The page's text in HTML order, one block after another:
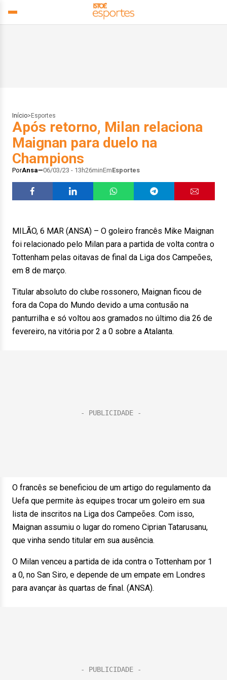
Início> Esportes
Após retorno, Milan relaciona
Maignan para duelo na
Champions
PorAnsa 06/03/23 - 13h26minEmEsportes
MILÃO, 6 MAR (ANSA) – O goleiro francês Mike Maignan
foi relacionado pelo Milan para a partida de volta contra o
Tottenham pelas oitavas de final da Liga dos Campeões,
em 8 de março.
Titular absoluto do clube rossonero, Maignan ficou de
fora da Copa do Mundo devido a uma contusão na
panturrilha e só voltou aos gramados no último dia 26 de
fevereiro, na vitória por 2 a 0 sobre a Atalanta.
O francês se beneficiou de um artigo do regulamento da
Uefa que permite às equipes trocar um goleiro em sua
lista de inscritos na Liga dos Campeões. Com isso,
Maignan assumiu o lugar do romeno Ciprian Tatarusanu,
que vinha sendo titular em sua ausência.
O Milan venceu a partida de ida contra o Tottenham por 1
a 0, no San Siro, e depende de um empate em Londres
para avançar às quartas de final. (ANSA).